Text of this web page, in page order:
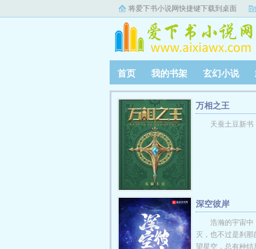
将爱下书小说网快捷键下载到桌面
首页 我的书架 玄幻小说
万相之王
天蚕土豆新书
深空彼岸
浩瀚的宇宙中
灭，也不过是刹那
望星空，总有种结